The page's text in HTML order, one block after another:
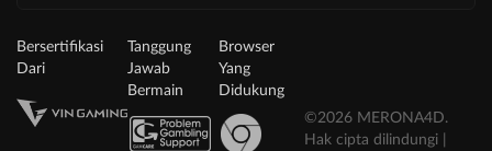
Bersertifikasi
Dari
Tanggung
Jawab
Bermain
Browser
Yang
Didukung
©2026 MERONA4D.
Hak cipta dilindungi |